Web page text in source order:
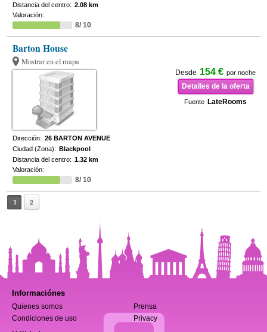
Distancia del centro: 2.08 km
Valoración:
8/ 10
Barton House
Mostrar en el mapa
Desde 154 € por noche
Detalles de la oferta
Fuente LateRooms
Dirección: 26 BARTON AVENUE
Ciudad (Zona): Blackpool
Distancia del centro: 1.32 km
Valoración:
8/ 10
1 2
Informaciónes
Quienes somos
Prensa
Condiciones de uso
Privacy